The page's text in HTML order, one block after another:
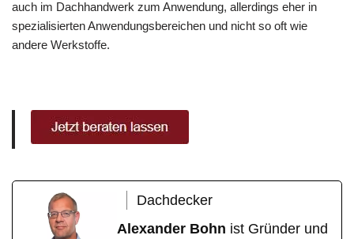
auch im Dachhandwerk zum Anwendung, allerdings eher in
spezialisierten Anwendungsbereichen und nicht so oft wie
andere Werkstoffe.
Dachdecker
Alexander Bohn ist Gründer und